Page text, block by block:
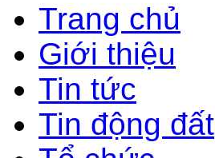
Trang chủ
Giới thiệu
Tin tức
Tin động đất